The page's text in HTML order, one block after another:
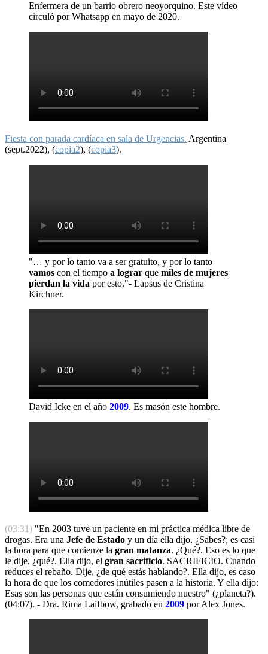
Enfermera de un barrio obrero neoyorquino. Este vídeo
circuló por Whatsapp en mayo de 2020.
Fiesta con parada cardíaca en sala de Urgencias. Argentina
(sept.2022), (copia2), (copia3).
"… y por lo tanto va a ser gratuito, y por lo tanto
vamos con el tiempo a lograr que miles de mujeres
pierdan la vida por esto."- Lapsus de Cristina
Kirchner.
David Icke en el año 2009. Es masón este hombre.
(03:31) "En 2003 tuve un paciente en mi práctica médica libre de
drogas. Era una Jefe de Estado y un día ella dijo. ¿Sabes?; es casi
la hora para que comienze la gran matanza. ¿Qué?. Eso es lo que
le dije, ¿qué?. Ella dijo, el gran sacrificio. SACRIFICIO. Cuando
reduces el rebaño. Dije, ¿de qué estás hablando?. Ella dijo, es caso
la hora de que los comedores inútiles pasen a la historia. Y ella dijo:
Esas son las personas que están consumiendo nuestro" (¿planeta?).
(04:07). - Dra. Rima LaiIbow, grabado en 2009 por Alex Jones.